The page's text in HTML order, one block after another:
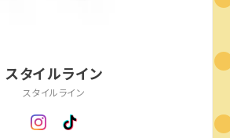
スタイルライン
スタイルライン